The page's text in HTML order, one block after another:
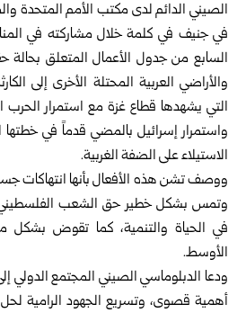
الصيني الدائم لدى مكتب الأمم المتحدة
في جنيف في كلمة خلال مشاركته في
السابع من جدول الأعمال المتعلق
والأراضي العربية المحتلة الأخرى إلى
التي يشهدها قطاع غزة مع استمرار الحرب
واستمرار إسرائيل بالمضي قدماً في
الاستيلاء على الضفة الغربية.
ووصف تشن هذه الأفعال بأنها انتهاكات
وتمس بشكل خطير حق الشعب
في الحياة والتنمية، كما تقوض بشكل
الأوسط.
ودعا الدبلوماسي الصيني المجتمع الدولي
أهمية قصوى، وتسريع الجهود الرامية